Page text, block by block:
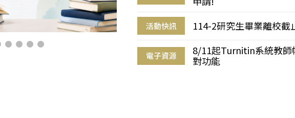
活動快訊 114-2研究生畢業離校
電子資源
8/11起Turnitin系統教師
對功能